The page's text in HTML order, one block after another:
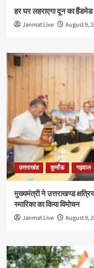
हर घर लहराएगा दून का हैंडमेड
Janmat Live August 9,
उत्तराखंड कुमाँऊ गढ़वाल
मुख्यमंत्री ने उत्तराखण्ड
स्मारिका का किया विमोचन
Janmat Live August 9,